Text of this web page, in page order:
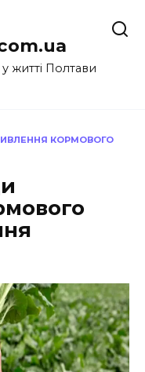
житті Полтави
КОРМОВОГО